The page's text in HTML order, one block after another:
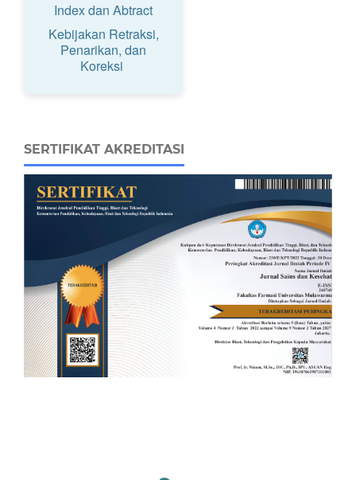
Index dan Abtract
Kebijakan Retraksi,
Penarikan, dan
Koreksi
SERTIFIKAT AKREDITASI